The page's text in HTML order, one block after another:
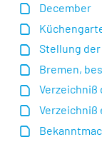
December
Stellung der
Bremen,
Verzeichniß
Verzeichniß